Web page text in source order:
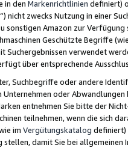
in den Markenrichtlinien definiert)
nicht zwecks Nutzung in einer
sonstigen Amazon zur
Geschützte Begriffe
Suchergebnissen verwendet
über entsprechende
Suchbegriffe oder andere
Unternehmen oder
entnehmen Sie bitte der
teilnehmen, wenn die sich
im Vergütungskatalog definiert)
stellen, damit Sie bei